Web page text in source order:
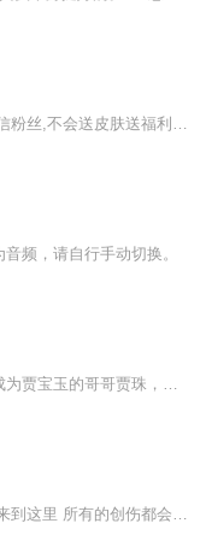
频，请自行手动切换。